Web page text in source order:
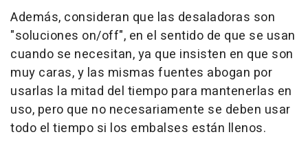
Además, consideran que las desaladoras son
"soluciones on/off", en el sentido de que se usan
cuando se necesitan, ya que insisten en que son
muy caras, y las mismas fuentes abogan por
usarlas la mitad del tiempo para mantenerlas en
uso, pero que no necesariamente se deben usar
todo el tiempo si los embalses están llenos.